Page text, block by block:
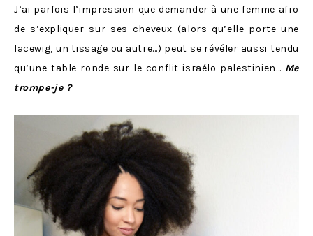
J’ai parfois l’impression que demander à une femme afro
de s’expliquer sur ses cheveux (alors qu’elle porte une
lacewig, un tissage ou autre…) peut se révéler aussi tendu
qu’une table ronde sur le conflit israélo-palestinien… Me
trompe-je ?